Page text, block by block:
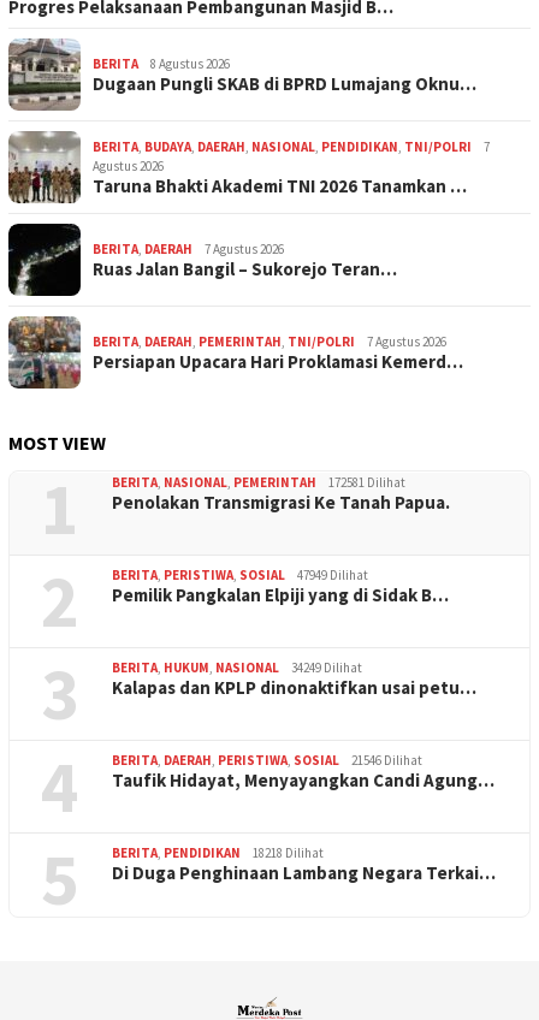
Progres Pelaksanaan Pembangunan Masjid B…
BERITA 8 Agustus 2026
Dugaan Pungli SKAB di BPRD Lumajang Oknu…
BERITA BUDAYA DAERAH NASIONAL PENDIDIKAN TNI/POLRI
7
Agustus 2026
Taruna Bhakti Akademi TNI 2026 Tanamkan …
BERITA DAERAH 7 Agustus 2026
Ruas Jalan Bangil – Sukorejo Teran…
BERITA DAERAH PEMERINTAH TNI/POLRI 7 Agustus 2026
Persiapan Upacara Hari Proklamasi Kemerd…
MOST VIEW
1 BERITA NASIONAL PEMERINTAH 172581 Dilihat
Penolakan Transmigrasi Ke Tanah Papua.
2 BERITA PERISTIWA SOSIAL 47949 Dilihat
Pemilik Pangkalan Elpiji yang di Sidak B…
3 BERITA HUKUM NASIONAL 34249 Dilihat
Kalapas dan KPLP dinonaktifkan usai petu…
4 BERITA DAERAH PERISTIWA SOSIAL 21546 Dilihat
Taufik Hidayat, Menyayangkan Candi Agung…
5 BERITA PENDIDIKAN 18218 Dilihat
Di Duga Penghinaan Lambang Negara Terkai…